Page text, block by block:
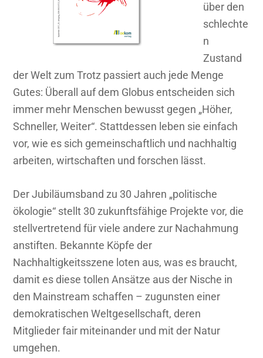
über den
schlechte
n
Zustand
der Welt zum Trotz passiert auch jede Menge
Gutes: Überall auf dem Globus entscheiden sich
immer mehr Menschen bewusst gegen „Höher,
Schneller, Weiter“. Stattdessen leben sie einfach
vor, wie es sich gemeinschaftlich und nachhaltig
arbeiten, wirtschaften und forschen lässt.
Der Jubiläumsband zu 30 Jahren „politische
ökologie“ stellt 30 zukunftsfähige Projekte vor, die
stellvertretend für viele andere zur Nachahmung
anstiften. Bekannte Köpfe der
Nachhaltigkeitsszene loten aus, was es braucht,
damit es diese tollen Ansätze aus der Nische in
den Mainstream schaffen – zugunsten einer
demokratischen Weltgesellschaft, deren
Mitglieder fair miteinander und mit der Natur
umgehen.